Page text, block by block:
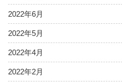
2022年6月
2022年5月
2022年4月
2022年2月